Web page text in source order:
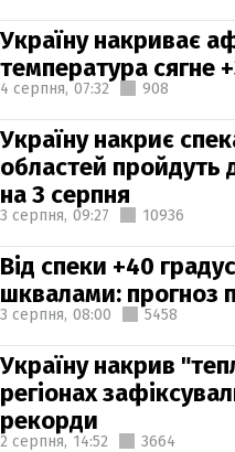
Україну накриває
температура сягне
4 серпня, 07:32 908
Україну накриє
областей пройдуть
на 3 серпня
3 серпня, 09:27 10936
Від спеки +40
шквалами: прогноз
3 серпня, 08:00 5458
Україну накрив
регіонах
рекорди
2 серпня, 14:52 3664